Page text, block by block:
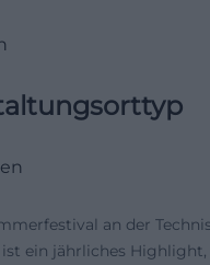
an der
ein jährliches Highlight,